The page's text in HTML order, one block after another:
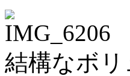
結構なボ